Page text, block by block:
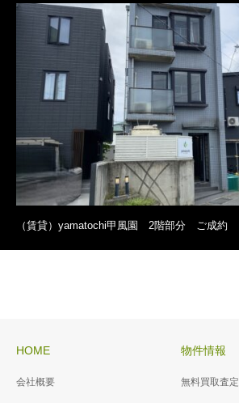
（賃貸）yamatochi甲風園 2階部分 ご成約
HOME
会社概要
物件情報
無料買取査定